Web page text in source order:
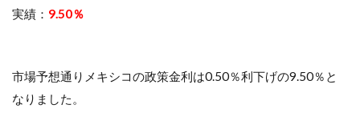
実績： 9.50％
市場予想通りメキシコの政策金利は0.50％利下げの9.50％と
なりました。